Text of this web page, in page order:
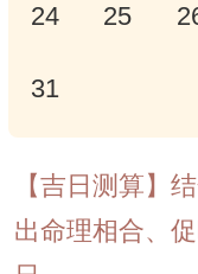
24 25
31
【吉日测算】
出命理相合、